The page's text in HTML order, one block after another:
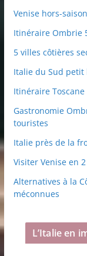
Venise hors-
Itinéraire Ombrie
5 villes côtières
Italie du Sud petit
Itinéraire Toscane
Gastronomie
touristes
Italie près de la
Visiter Venise en
Alternatives à la
méconnues
L’Italie en